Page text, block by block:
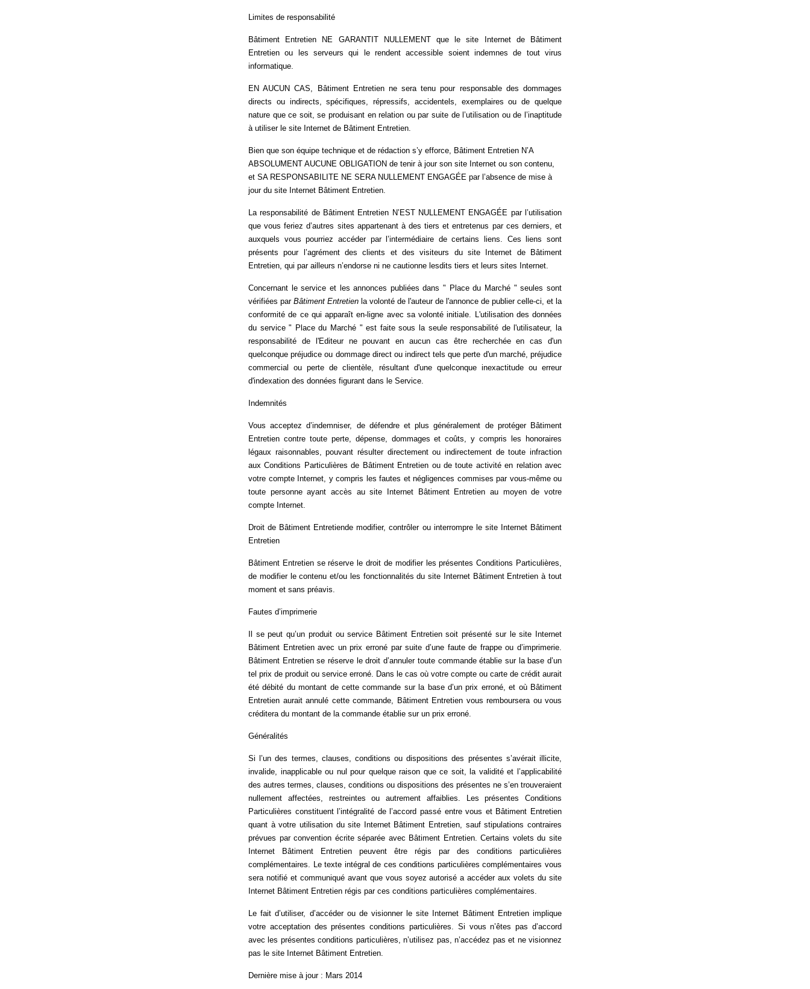
Limites de responsabilité
Bâtiment Entretien NE GARANTIT NULLEMENT que le site Internet de Bâtiment
Entretien ou les serveurs qui le rendent accessible soient indemnes de tout virus
informatique.
EN AUCUN CAS, Bâtiment Entretien ne sera tenu pour responsable des dommages
directs ou indirects, spécifiques, répressifs, accidentels, exemplaires ou de quelque
nature que ce soit, se produisant en relation ou par suite de l’utilisation ou de l’inaptitude
à utiliser le site Internet de Bâtiment Entretien.
Bien que son équipe technique et de rédaction s’y efforce, Bâtiment Entretien N’A
ABSOLUMENT AUCUNE OBLIGATION de tenir à jour son site Internet ou son contenu,
et SA RESPONSABILITE NE SERA NULLEMENT ENGAGÉE par l’absence de mise à
jour du site Internet Bâtiment Entretien.
La responsabilité de Bâtiment Entretien N’EST NULLEMENT ENGAGÉE par l’utilisation
que vous feriez d’autres sites appartenant à des tiers et entretenus par ces derniers, et
auxquels vous pourriez accéder par l’intermédiaire de certains liens. Ces liens sont
présents pour l’agrément des clients et des visiteurs du site Internet de Bâtiment
Entretien, qui par ailleurs n’endorse ni ne cautionne lesdits tiers et leurs sites Internet.
Concernant le service et les annonces publiées dans " Place du Marché " seules sont
vérifiées par Bâtiment Entretien la volonté de l'auteur de l'annonce de publier celle-ci, et la
conformité de ce qui apparaît en-ligne avec sa volonté initiale. L'utilisation des données
du service " Place du Marché " est faite sous la seule responsabilité de l'utilisateur, la
responsabilité de l'Editeur ne pouvant en aucun cas être recherchée en cas d'un
quelconque préjudice ou dommage direct ou indirect tels que perte d'un marché, préjudice
commercial ou perte de clientèle, résultant d'une quelconque inexactitude ou erreur
d'indexation des données figurant dans le Service.
Indemnités
Vous acceptez d’indemniser, de défendre et plus généralement de protéger Bâtiment
Entretien contre toute perte, dépense, dommages et coûts, y compris les honoraires
légaux raisonnables, pouvant résulter directement ou indirectement de toute infraction
aux Conditions Particulières de Bâtiment Entretien ou de toute activité en relation avec
votre compte Internet, y compris les fautes et négligences commises par vous-même ou
toute personne ayant accès au site Internet Bâtiment Entretien au moyen de votre
compte Internet.
Droit de Bâtiment Entretiende modifier, contrôler ou interrompre le site Internet Bâtiment
Entretien
Bâtiment Entretien se réserve le droit de modifier les présentes Conditions Particulières,
de modifier le contenu et/ou les fonctionnalités du site Internet Bâtiment Entretien à tout
moment et sans préavis.
Fautes d’imprimerie
Il se peut qu’un produit ou service Bâtiment Entretien soit présenté sur le site Internet
Bâtiment Entretien avec un prix erroné par suite d’une faute de frappe ou d’imprimerie.
Bâtiment Entretien se réserve le droit d’annuler toute commande établie sur la base d’un
tel prix de produit ou service erroné. Dans le cas où votre compte ou carte de crédit aurait
été débité du montant de cette commande sur la base d’un prix erroné, et où Bâtiment
Entretien aurait annulé cette commande, Bâtiment Entretien vous remboursera ou vous
créditera du montant de la commande établie sur un prix erroné.
Généralités
Si l’un des termes, clauses, conditions ou dispositions des présentes s’avérait illicite,
invalide, inapplicable ou nul pour quelque raison que ce soit, la validité et l’applicabilité
des autres termes, clauses, conditions ou dispositions des présentes ne s’en trouveraient
nullement affectées, restreintes ou autrement affaiblies. Les présentes Conditions
Particulières constituent l’intégralité de l’accord passé entre vous et Bâtiment Entretien
quant à votre utilisation du site Internet Bâtiment Entretien, sauf stipulations contraires
prévues par convention écrite séparée avec Bâtiment Entretien. Certains volets du site
Internet Bâtiment Entretien peuvent être régis par des conditions particulières
complémentaires. Le texte intégral de ces conditions particulières complémentaires vous
sera notifié et communiqué avant que vous soyez autorisé a accéder aux volets du site
Internet Bâtiment Entretien régis par ces conditions particulières complémentaires.
Le fait d’utiliser, d’accéder ou de visionner le site Internet Bâtiment Entretien implique
votre acceptation des présentes conditions particulières. Si vous n’êtes pas d’accord
avec les présentes conditions particulières, n’utilisez pas, n’accédez pas et ne visionnez
pas le site Internet Bâtiment Entretien.
Dernière mise à jour : Mars 2014